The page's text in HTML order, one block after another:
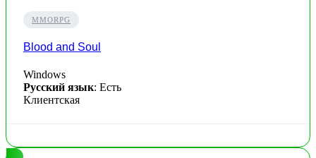
MMORPG
Blood and Soul
Windows
Русский язык: Есть
Клиентская